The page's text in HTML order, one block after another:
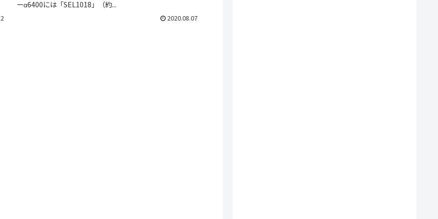
ーα6400には「SEL1018」（約...
2020.08.07